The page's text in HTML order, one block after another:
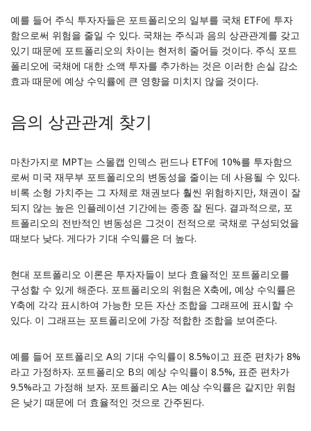
예를 들어 주식 투자자들은 포트폴리오의 일부를 국채 ETF에 투자
함으로써 위험을 줄일 수 있다. 국채는 주식과 음의 상관관계를 갖고
있기 때문에 포트폴리오의 차이는 현저히 줄어들 것이다. 주식 포트
폴리오에 국채에 대한 소액 투자를 추가하는 것은 이러한 손실 감소
효과 때문에 예상 수익률에 큰 영향을 미치지 않을 것이다.
음의 상관관계 찾기
마찬가지로 MPT는 스몰캡 인덱스 펀드나 ETF에 10%를 투자함으
로써 미국 재무부 포트폴리오의 변동성을 줄이는 데 사용될 수 있다.
비록 소형 가치주는 그 자체로 채권보다 훨씬 위험하지만, 채권이 잘
되지 않는 높은 인플레이션 기간에는 종종 잘 된다. 결과적으로, 포
트폴리오의 전반적인 변동성은 그것이 전적으로 국채로 구성되었을
때보다 낮다. 게다가 기대 수익률은 더 높다.
현대 포트폴리오 이론은 투자자들이 보다 효율적인 포트폴리오를
구성할 수 있게 해준다. 포트폴리오의 위험은 X축에, 예상 수익률은
Y축에 각각 표시하여 가능한 모든 자산 조합을 그래프에 표시할 수
있다. 이 그래프는 포트폴리오에 가장 적합한 조합을 보여준다.
예를 들어 포트폴리오 A의 기대 수익률이 8.5%이고 표준 편차가 8%
라고 가정하자. 포트폴리오 B의 예상 수익률이 8.5%, 표준 편차가
9.5%라고 가정해 보자. 포트폴리오 A는 예상 수익률은 같지만 위험
은 낮기 때문에 더 효율적인 것으로 간주된다.